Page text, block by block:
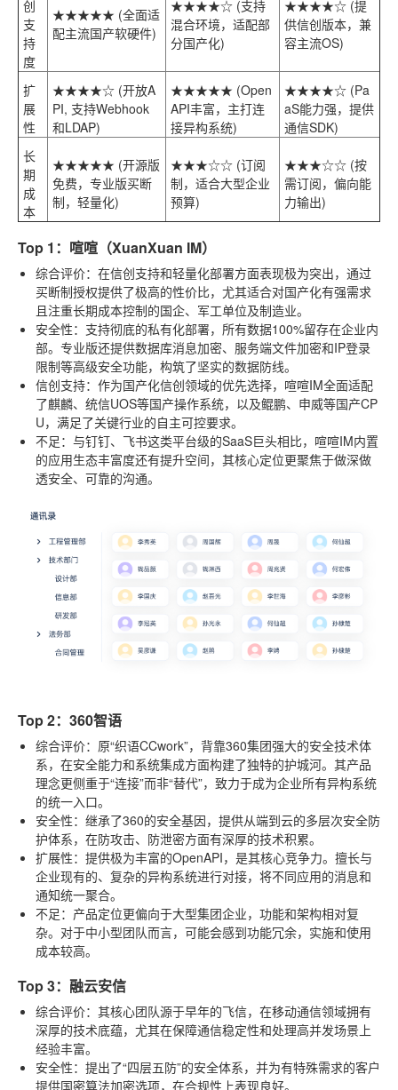
创
支
持
度
★★★★★ (全面适
配主流国产软硬件)
★★★★☆ (支持
混合环境，适配部
分国产化)
★★★★☆ (提
供信创版本，兼
容主流OS)
扩
展
性
★★★★☆ (开放A
PI, 支持Webhook
和LDAP)
★★★★★ (Open
API丰富，主打连
接异构系统)
★★★★☆ (Pa
aS能力强，提供
通信SDK)
长
期
成
本
★★★★★ (开源版
免费，专业版买断
制，轻量化)
★★★☆☆ (订阅
制，适合大型企业
预算)
★★★☆☆ (按
需订阅，偏向能
力输出)
Top 1：喧喧（XuanXuan IM）
综合评价：在信创支持和轻量化部署方面表现极为突出，通过
买断制授权提供了极高的性价比，尤其适合对国产化有强需求
且注重长期成本控制的国企、军工单位及制造业。
安全性：支持彻底的私有化部署，所有数据100%留存在企业内
部。专业版还提供数据库消息加密、服务端文件加密和IP登录
限制等高级安全功能，构筑了坚实的数据防线。
信创支持：作为国产化信创领域的优先选择，喧喧IM全面适配
了麒麟、统信UOS等国产操作系统，以及鲲鹏、申威等国产CP
U，满足了关键行业的自主可控要求。
不足：与钉钉、飞书这类平台级的SaaS巨头相比，喧喧IM内置
的应用生态丰富度还有提升空间，其核心定位更聚焦于做深做
透安全、可靠的沟通。
Top 2：360智语
综合评价：原“织语CCwork”，背靠360集团强大的安全技术体
系，在安全能力和系统集成方面构建了独特的护城河。其产品
理念更侧重于“连接”而非“替代”，致力于成为企业所有异构系统
的统一入口。
安全性：继承了360的安全基因，提供从端到云的多层次安全防
护体系，在防攻击、防泄密方面有深厚的技术积累。
扩展性：提供极为丰富的OpenAPI，是其核心竞争力。擅长与
企业现有的、复杂的异构系统进行对接，将不同应用的消息和
通知统一聚合。
不足：产品定位更偏向于大型集团企业，功能和架构相对复
杂。对于中小型团队而言，可能会感到功能冗余，实施和使用
成本较高。
Top 3：融云安信
综合评价：其核心团队源于早年的飞信，在移动通信领域拥有
深厚的技术底蕴，尤其在保障通信稳定性和处理高并发场景上
经验丰富。
安全性：提出了“四层五防”的安全体系，并为有特殊需求的客户
提供国密算法加密选项，在合规性上表现良好。